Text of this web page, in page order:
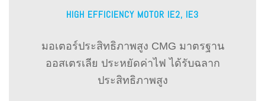
HIGH EFFICIENCY MOTOR IE2, IE3
มอเตอร์ประสิทธิภาพสูง CMG มาตรฐาน
ออสเตรเลีย ประหยัดค่าไฟ ได้รับฉลาก
ประสิทธิภาพสูง